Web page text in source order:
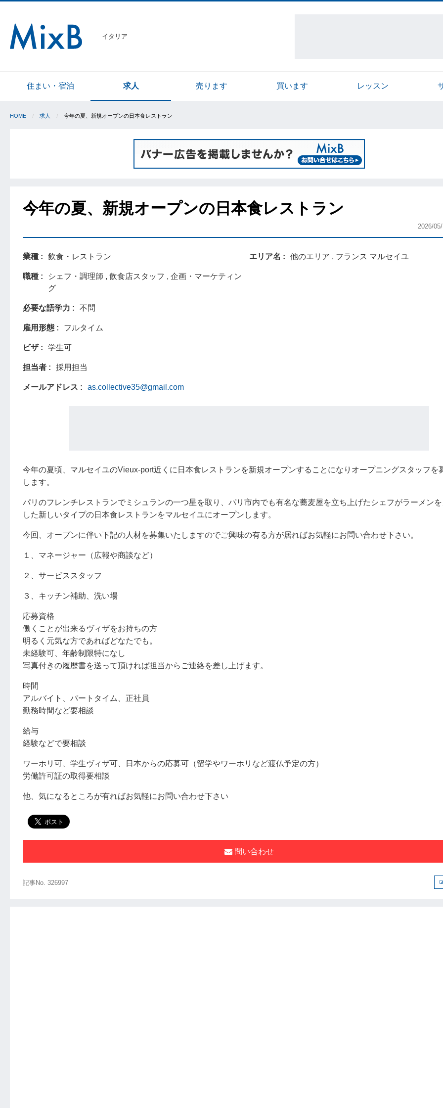
イタリア
住まい・宿泊 求人 売ります 買います レッスン
HOME 求人 今年の夏、新規オープンの日本食レストラン
今年の夏、新規オープンの日本食レストラン
2026/
業種 飲食・レストラン
職種
シェフ・調理師 , 飲食店スタッフ , 企画・マーケティン
グ
必要な語学力 不問
雇用形態 フルタイム
ビザ 学生可
担当者 採用担当
メールアドレス as.collective35@gmail.com
エリア名 他のエリア , フランス マルセイユ
今年の夏頃、マルセイユのVieux-port近くに日本食レストランを新規オープンすることになりオープニングスタッフを
します。
パリのフレンチレストランでミシュランの一つ星を取り、パリ市内でも有名な蕎麦屋を立ち上げたシェフがラーメンを
した新しいタイプの日本食レストランをマルセイユにオープンします。
今回、オープンに伴い下記の人材を募集いたしますのでご興味の有る方が居ればお気軽にお問い合わせ下さい。
１、マネージャー（広報や商談など）
２、サービススタッフ
３、キッチン補助、洗い場
応募資格
働くことが出来るヴィザをお持ちの方
明るく元気な方であればどなたでも。
未経験可、年齢制限特になし
写真付きの履歴書を送って頂ければ担当からご連絡を差し上げます。
時間
アルバイト、パートタイム、正社員
勤務時間など要相談
給与
経験などで要相談
ワーホリ可、学生ヴィザ可、日本からの応募可（留学やワーホリなど渡仏予定の方）
労働許可証の取得要相談
他、気になるところが有ればお気軽にお問い合わせ下さい
問い合わせ
記事No. 326997